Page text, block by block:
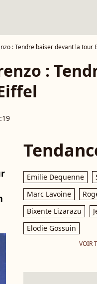
: Tendre baiser devant la tour
:
Emilie Dequenne
Marc Lavoine
Bixente Lizarazu
Elodie Gossuin
VOIR